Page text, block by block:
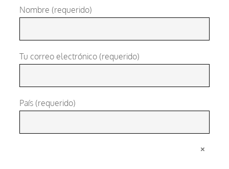
Nombre (requerido)
Tu correo electrónico (requerido)
País (requerido)
×